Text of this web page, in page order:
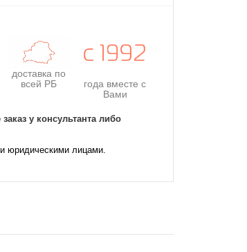
доставка по
всей РБ
года вместе с
Вами
у консультанта либо
юридическими лицами.